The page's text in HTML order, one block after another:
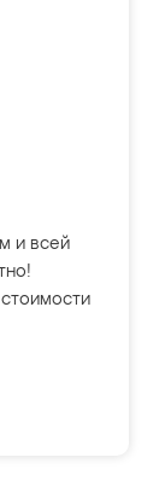
и всей